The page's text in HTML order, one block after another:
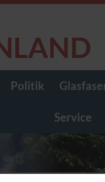
Politik
Service